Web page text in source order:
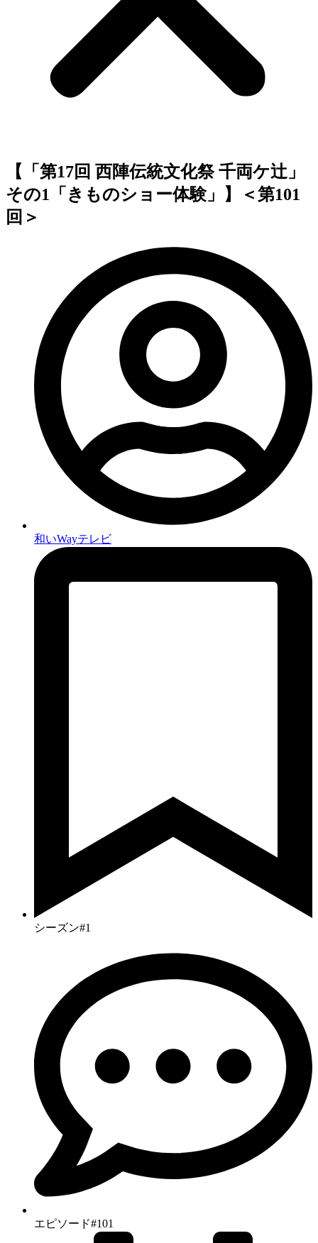
【「第17回 西陣伝統文化祭 千両ケ辻」
その1「きものショー体験」】＜第101
回＞
和いWayテレビ
シーズン#1
エピソード#101